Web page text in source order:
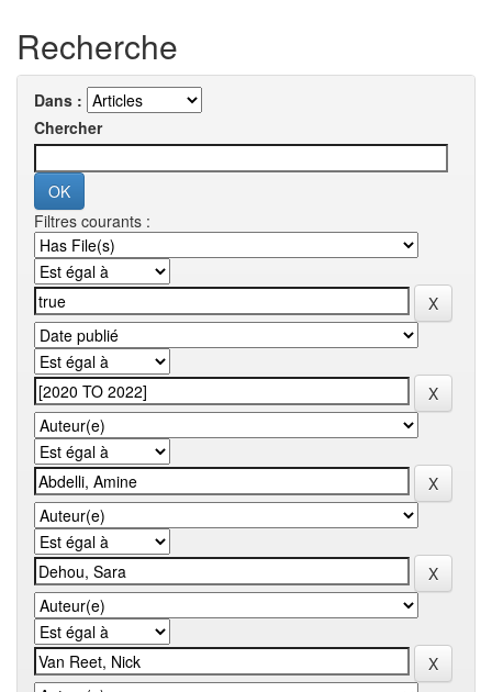
Recherche
Dans :
Chercher
Filtres courants :